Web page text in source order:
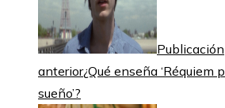
Publicación
anterior¿Qué enseña ‘Réquiem
sueño’?